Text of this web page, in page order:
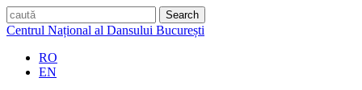
Skip
to
caută
Centrul Național al Dansului București
RO
EN